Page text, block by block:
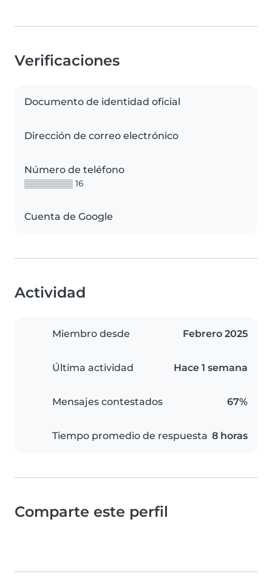
Verificaciones
Documento de identidad oficial
Dirección de correo electrónico
Número de teléfono
▒▒▒▒▒▒▒▒ 16
Cuenta de Google
Actividad
Miembro desde Febrero 2025
Última actividad Hace 1 semana
Mensajes contestados 67%
Tiempo promedio de respuesta 8 horas
Comparte este perfil